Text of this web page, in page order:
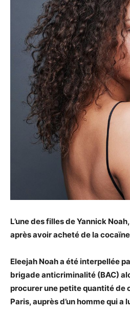
L’une des filles de Yannick
après avoir acheté de la
Eleejah Noah a été interpellée
brigade anticriminalité (BAC)
procurer une petite quantité de
Paris, auprès d’un homme qui a